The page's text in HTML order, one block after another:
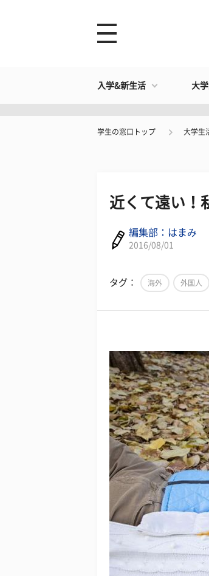
入学&新生活 大
学生の窓口トップ 大学生
近くて遠い！
編集部：はまみ
2016/08/01
タグ： 海外 外国人